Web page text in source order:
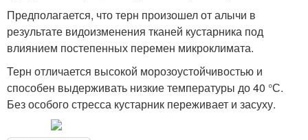
Предполагается, что терн произошел от алычи в
результате видоизменения тканей кустарника под
влиянием постепенных перемен микроклимата.
Терн отличается высокой морозоустойчивостью и
способен выдерживать низкие температуры до 40 °С.
Без особого стресса кустарник переживает и засуху.